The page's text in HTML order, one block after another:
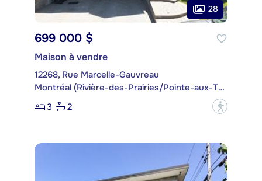
28
699 000 $
Maison à vendre
12268, Rue Marcelle-Gauvreau
Montréal (Rivière-des-Prairies/Pointe-aux-Trembles)
3
2 ?